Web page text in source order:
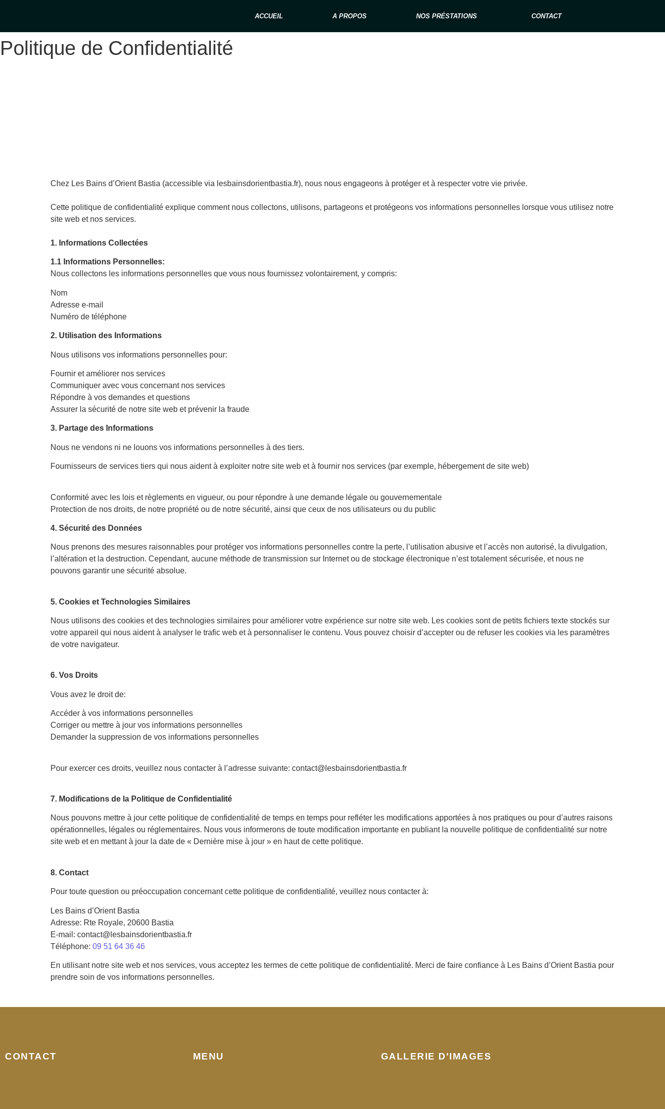
ACCUEIL A PROPOS NOS PRÉSTATIONS CONTACT
Politique de Confidentialité
Chez Les Bains d’Orient Bastia (accessible via lesbainsdorientbastia.fr), nous nous engageons à protéger et à respecter votre vie privée.
Cette politique de confidentialité explique comment nous collectons, utilisons, partageons et protégeons vos informations personnelles lorsque vous utilisez notre
site web et nos services.
1. Informations Collectées
1.1 Informations Personnelles:
Nous collectons les informations personnelles que vous nous fournissez volontairement, y compris:
Nom
Adresse e-mail
Numéro de téléphone
2. Utilisation des Informations
Nous utilisons vos informations personnelles pour:
Fournir et améliorer nos services
Communiquer avec vous concernant nos services
Répondre à vos demandes et questions
Assurer la sécurité de notre site web et prévenir la fraude
3. Partage des Informations
Nous ne vendons ni ne louons vos informations personnelles à des tiers.
Fournisseurs de services tiers qui nous aident à exploiter notre site web et à fournir nos services (par exemple, hébergement de site web)
Conformité avec les lois et règlements en vigueur, ou pour répondre à une demande légale ou gouvernementale
Protection de nos droits, de notre propriété ou de notre sécurité, ainsi que ceux de nos utilisateurs ou du public
4. Sécurité des Données
Nous prenons des mesures raisonnables pour protéger vos informations personnelles contre la perte, l’utilisation abusive et l’accès non autorisé, la divulgation,
l’altération et la destruction. Cependant, aucune méthode de transmission sur Internet ou de stockage électronique n’est totalement sécurisée, et nous ne
pouvons garantir une sécurité absolue.
5. Cookies et Technologies Similaires
Nous utilisons des cookies et des technologies similaires pour améliorer votre expérience sur notre site web. Les cookies sont de petits fichiers texte stockés sur
votre appareil qui nous aident à analyser le trafic web et à personnaliser le contenu. Vous pouvez choisir d’accepter ou de refuser les cookies via les paramètres
de votre navigateur.
6. Vos Droits
Vous avez le droit de:
Accéder à vos informations personnelles
Corriger ou mettre à jour vos informations personnelles
Demander la suppression de vos informations personnelles
Pour exercer ces droits, veuillez nous contacter à l’adresse suivante: contact@lesbainsdorientbastia.fr
7. Modifications de la Politique de Confidentialité
Nous pouvons mettre à jour cette politique de confidentialité de temps en temps pour refléter les modifications apportées à nos pratiques ou pour d’autres raisons
opérationnelles, légales ou réglementaires. Nous vous informerons de toute modification importante en publiant la nouvelle politique de confidentialité sur notre
site web et en mettant à jour la date de « Dernière mise à jour » en haut de cette politique.
8. Contact
Pour toute question ou préoccupation concernant cette politique de confidentialité, veuillez nous contacter à:
Les Bains d’Orient Bastia
Adresse: Rte Royale, 20600 Bastia
E-mail: contact@lesbainsdorientbastia.fr
Téléphone: 09 51 64 36 46
En utilisant notre site web et nos services, vous acceptez les termes de cette politique de confidentialité. Merci de faire confiance à Les Bains d’Orient Bastia pour
prendre soin de vos informations personnelles.
CONTACT MENU GALLERIE D'IMAGES